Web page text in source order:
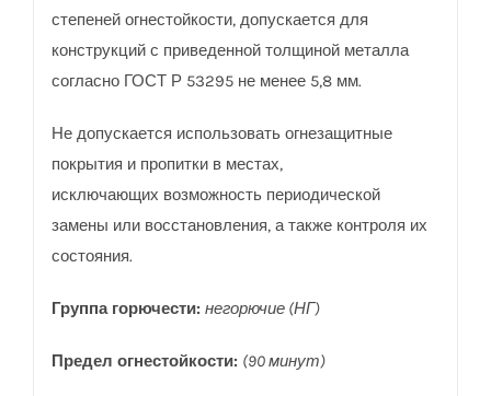
степеней огнестойкости, допускается для
конструкций с приведенной толщиной металла
согласно ГОСТ Р 53295 не менее 5,8 мм.
Не допускается использовать огнезащитные
покрытия и пропитки в местах,
исключающих возможность периодической
замены или восстановления, а также контроля их
состояния.
Группа горючести: негорючие (НГ)
Предел огнестойкости: (90 минут)